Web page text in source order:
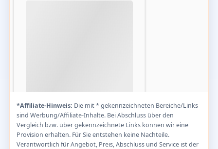
*Affiliate-Hinweis: Die mit * gekennzeichneten Bereiche/Links
sind Werbung/Affiliate-Inhalte. Bei Abschluss über den
Vergleich bzw. über gekennzeichnete Links können wir eine
Provision erhalten. Für Sie entstehen keine Nachteile.
Verantwortlich für Angebot, Preis, Abschluss und Service ist der